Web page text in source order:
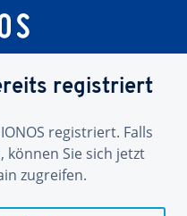
registriert
registriert. Falls
können Sie sich jetzt
zugreifen.